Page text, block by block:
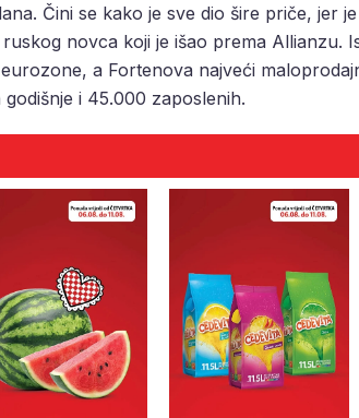
Čini se kako je sve dio šire priče, jer
novca koji je išao prema Allianzu.
a Fortenova najveći
i 45.000 zaposlenih.